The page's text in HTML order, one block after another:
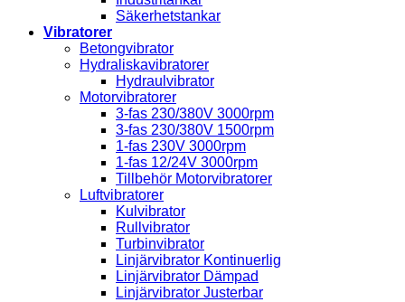
Säkerhetstankar
Vibratorer
Betongvibrator
Hydraliskavibratorer
Hydraulvibrator
Motorvibratorer
3-fas 230/380V 3000rpm
3-fas 230/380V 1500rpm
1-fas 230V 3000rpm
1-fas 12/24V 3000rpm
Tillbehör Motorvibratorer
Luftvibratorer
Kulvibrator
Rullvibrator
Turbinvibrator
Linjärvibrator Kontinuerlig
Linjärvibrator Dämpad
Linjärvibrator Justerbar